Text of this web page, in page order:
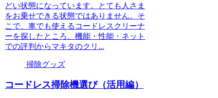
どい状態になっています。とても人さま
をお乗せできる状態ではありません。そ
こで、車でも使えるコードレスクリーナ
ーを探したところ、機能・性能・ネット
での評判からマキタのクリ...
掃除グッズ
コードレス掃除機選び（活用編）